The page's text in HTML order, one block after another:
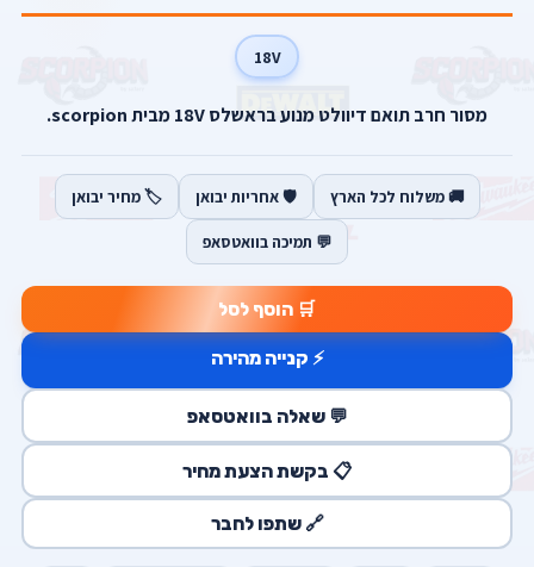
18V
מסור חרב תואם דיוולט מנוע בראשלס 18V מבית scorpion.
🚚 משלוח לכל הארץ 🛡️ אחריות יבואן 🏷️ מחיר יבואן
💬 תמיכה בוואטסאפ
🛒 הוסף לסל
⚡ קנייה מהירה
💬 שאלה בוואטסאפ
📋 בקשת הצעת מחיר
🔗 שתפו לחבר